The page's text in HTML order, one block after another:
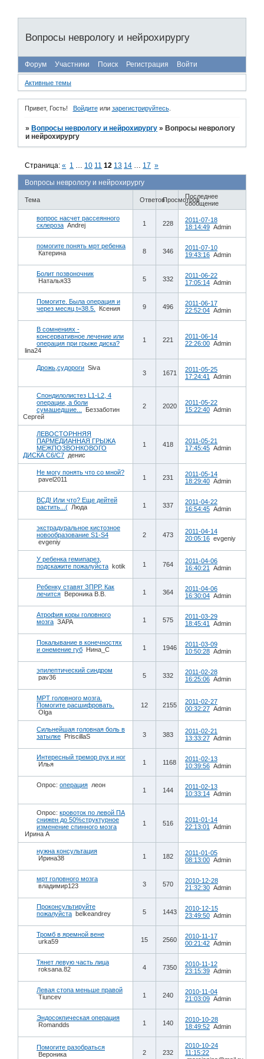
Вопросы неврологу и нейрохирургу
Форум Участники Поиск Регистрация Войти
Активные темы
Привет, Гость! Войдитеили зарегистрируйтесь.
» Вопросы неврологу и нейрохирургу » Вопросы неврологу
и нейрохирургу
Вопросы неврологу и нейрохирургу
Страница:« 1 10 11 12 13 14 17 »
Тема ОтветовПросмотровПоследнее
сообщение
вопрос насчет рассеянного
склероза Andrej 1 228
2011-07-18
18:14:49 Admin
помогите понять мрт ребенка
Катерина
8 346
2011-07-10
19:43:16 Admin
Болит позвоночник
Наталья33
5 332
2011-06-22
17:05:14 Admin
Помогите. Была операция и
через месяц t=38.5.
Ксения 9 496
2011-06-17
22:52:04 Admin
В сомнениях -
консервативное лечение или
операция при грыже диска?
lina24
1 221
2011-06-14
22:26:00 Admin
Дрожь,судороги Siva
3 1671
2011-05-25
17:24:41
Admin
Спондилолистез L1-L2, 4
операции, а боли
сумашедшие...
Беззаботин
Сергей
2 2020
2011-05-22
15:22:40 Admin
ЛЕВОСТОРННЯЯ
ПАРМЕДИАННАЯ ГРЫЖА
МЕЖПОЗВОНКОВОГО
ДИСКА С6/С7 денис
1 418
2011-05-21
17:45:45 Admin
Не могу понять что со мной?
pavel2011
1 231
2011-05-14
18:29:40 Admin
ВСД! Или что? Еще дейтей
растить...( Люда 1 337
2011-04-22
16:54:45 Admin
экстрадуральное кистозное
новообразование S1-S4
evgeniy
2 473
2011-04-14
20:05:16 evgeniy
У ребенка гемипарез,
подскажите пожалуйста kotik 1 764
2011-04-06
16:40:21
Admin
Ребенку ставят ЗПРР. Как
лечится Вероника В.В. 1 364
2011-04-06
16:30:04 Admin
Атрофия коры головного
мозга ЗАРА 1 575
2011-03-29
18:45:41
Admin
Покалывание в конечностях
и онемение губ Нина_C 1 1946
2011-03-09
10:50:28 Admin
эпилептический синдром
pav36
5 332
2011-02-28
16:25:06 Admin
МРТ головного мозга.
Помогите расшифровать.
Olga
12 2155
2011-02-27
00:32:27 Admin
Сильнейшая головная боль в
затылке PriscillaS 3 383
2011-02-21
13:33:27 Admin
Интересный тремор рук и ног
Илья
1 1168
2011-02-13
10:39:56 Admin
Опрос: операция леон
1 144
2011-02-13
10:33:14 Admin
Опрос: кровоток по левой ПА
снижен до 50%структурное
изменение спинного мозга
Ирина А
1 516
2011-01-14
22:13:01
Admin
нужна консультация
Ирина38
1 182
2011-01-05
08:13:00 Admin
мрт головного мозга
владимир123
3 570
2010-12-28
21:32:30 Admin
Проконсультируйте
пожалуйста belkeandrey 5 1443
2010-12-15
23:49:50 Admin
Тромб в яремной вене
urka59
15 2560
2010-11-17
00:21:42 Admin
Тянет левую часть лица
roksana.82
4 7350
2010-11-12
23:15:39 Admin
Левая стопа меньше правой
Tiuncev
1 240
2010-11-04
21:03:09 Admin
Эндосокпическая операция
Romandds
1 140
2010-10-28
18:49:52 Admin
Помогите разобраться
Вероника
2 232
2010-10-24
11:15:22